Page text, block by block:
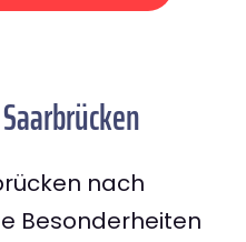
nach
Besonderheiten